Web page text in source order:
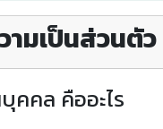
ามเป็นส่วนตัว
คคล คืออะไร